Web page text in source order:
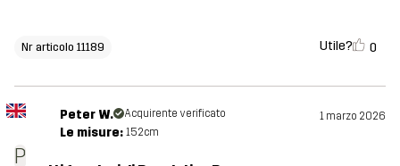
Nr articolo 11189 Utile? 0
P
Peter W. Acquirente verificato 1 marzo 2026
Le misure: 152cm